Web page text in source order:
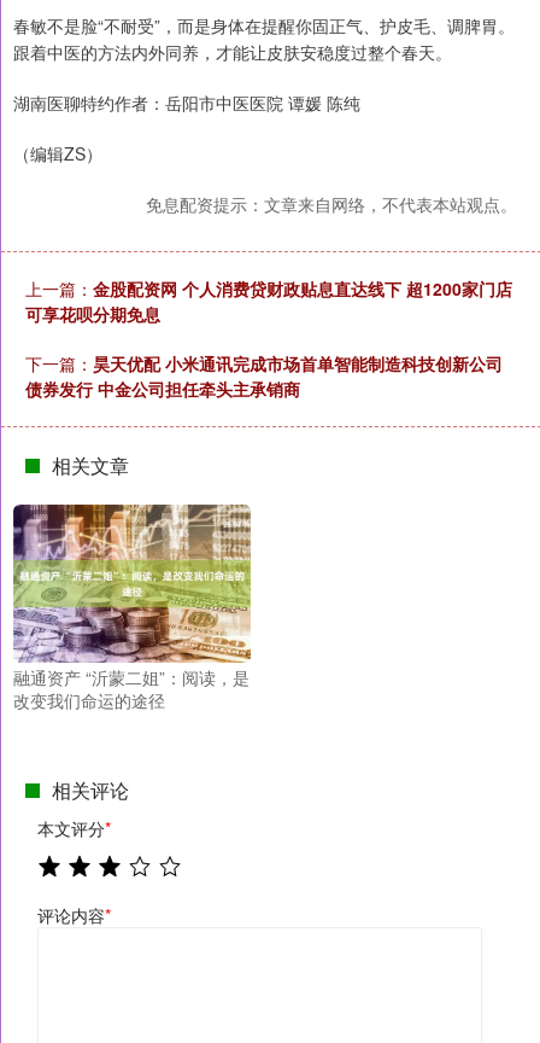
春敏不是脸“不耐受”，而是身体在提醒你固正气、护皮毛、调脾胃。
跟着中医的方法内外同养，才能让皮肤安稳度过整个春天。
湖南医聊特约作者：岳阳市中医医院 谭媛 陈纯
（编辑ZS）
免息配资提示：文章来自网络，不代表本站观点。
上一篇： 金股配资网 个人消费贷财政贴息直达线下 超1200家门店
可享花呗分期免息
下一篇： 昊天优配 小米通讯完成市场首单智能制造科技创新公司
债券发行 中金公司担任牵头主承销商
相关文章
融通资产 “沂蒙二姐”：阅读，是
改变我们命运的途径
相关评论
本文评分*
评论内容*